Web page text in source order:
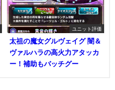
ユニット評価
太祖の魔女グルヴェイグ 闇＆
ヴァルハラの高火力アタッカ
ー！補助もバッチグー